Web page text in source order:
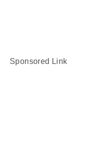
Sponsored Link